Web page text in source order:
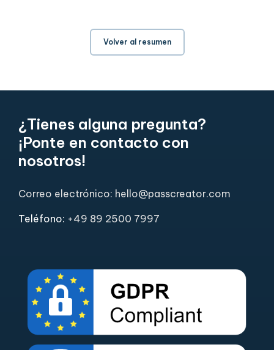
Volver al resumen
¿Tienes alguna pregunta?
¡Ponte en contacto con
nosotros!
Correo electrónico: hello@passcreator.com
Teléfono: +49 89 2500 7997